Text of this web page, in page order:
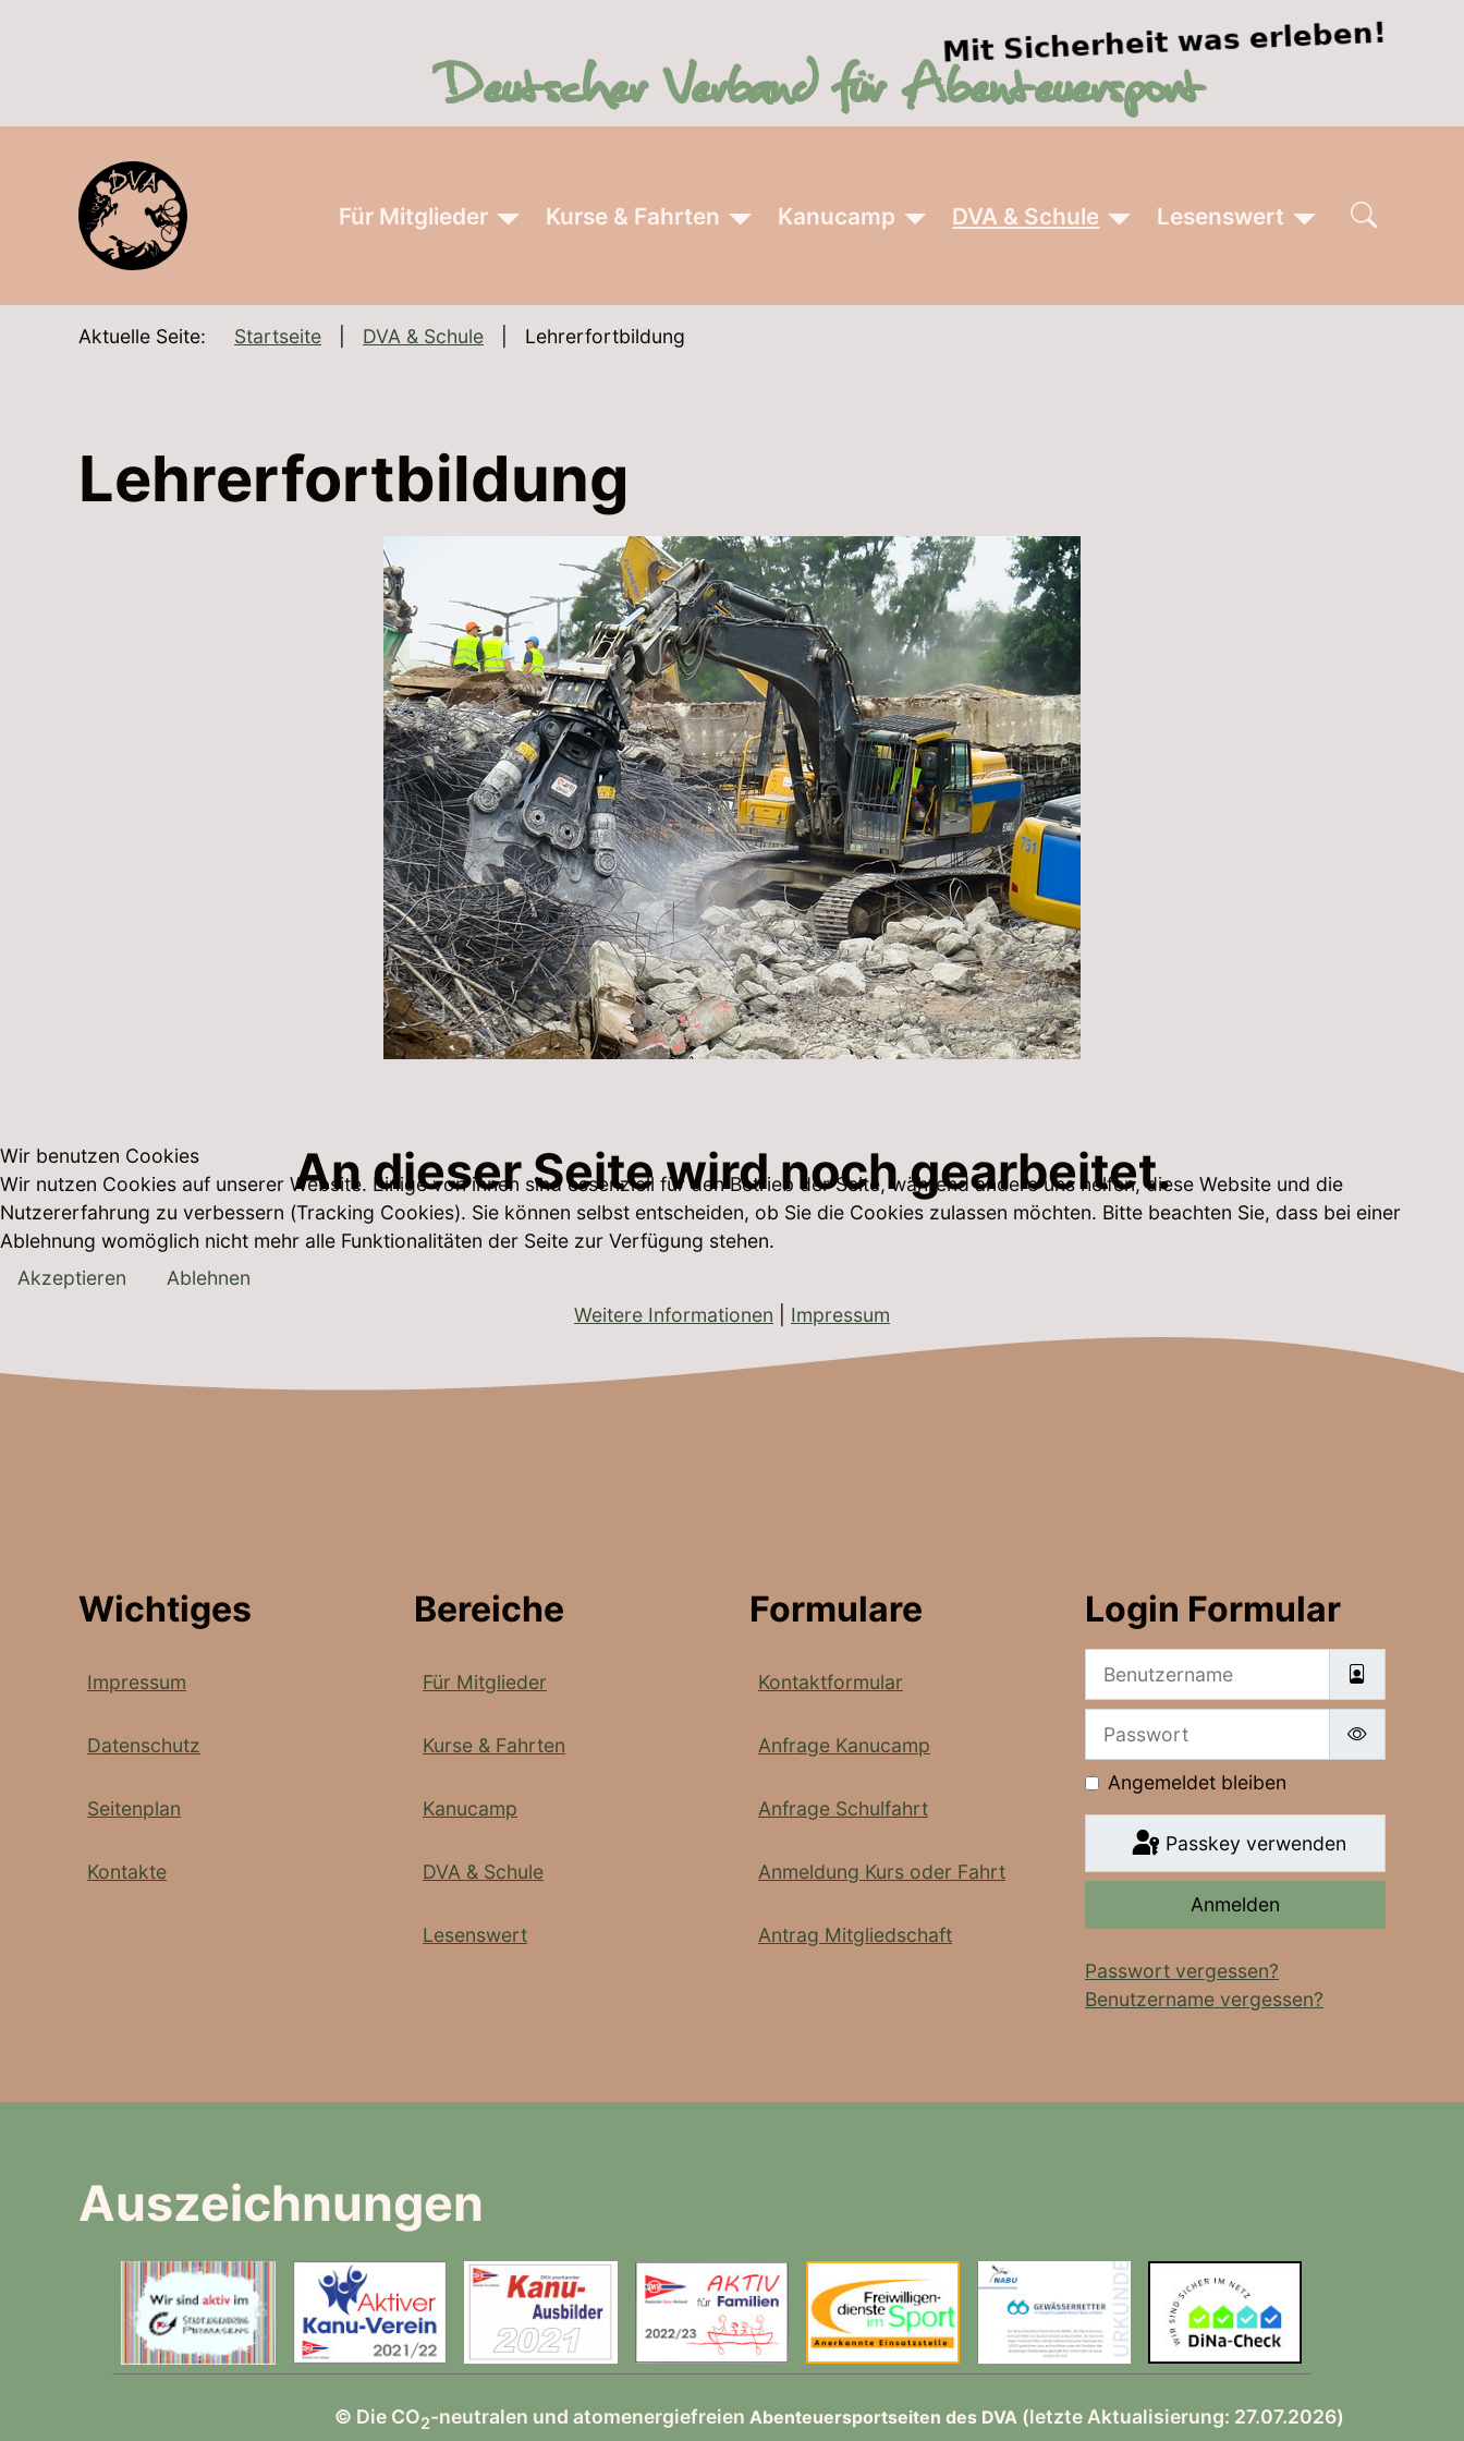
SKIP TO MAIN CONTENT
Für Mitglieder Kurse & Fahrten Kanucamp DVA & Schule Lesenswert
Aktuelle Seite: Startseite DVA & Schule Lehrerfortbildung
Lehrerfortbildung
An dieser Seite wird noch gearbeitet.
Wichtiges
Impressum
Datenschutz
Seitenplan
Kontakte
Bereiche
Für Mitglieder
Kurse & Fahrten
Kanucamp
DVA & Schule
Lesenswert
Formulare
Kontaktformular
Anfrage Kanucamp
Anfrage Schulfahrt
Anmeldung Kurs oder Fahrt
Antrag Mitgliedschaft
Login Formular
Passwort
Angemeldet bleiben
Passkey verwenden
Anmelden
Passwort vergessen?
Benutzername vergessen?
Auszeichnungen
© Die CO2-neutralen und atomenergiefreien Abenteuersportseiten des DVA (letzte Aktualisierung: 27.07.2026)
Wir benutzen Cookies
Wir nutzen Cookies auf unserer Website. Einige von ihnen sind essenziell für den Betrieb der Seite, während andere uns helfen, diese Website und die
Nutzererfahrung zu verbessern (Tracking Cookies). Sie können selbst entscheiden, ob Sie die Cookies zulassen möchten. Bitte beachten Sie, dass bei einer
Ablehnung womöglich nicht mehr alle Funktionalitäten der Seite zur Verfügung stehen.
Akzeptieren
Ablehnen
Weitere Informationen
Impressum